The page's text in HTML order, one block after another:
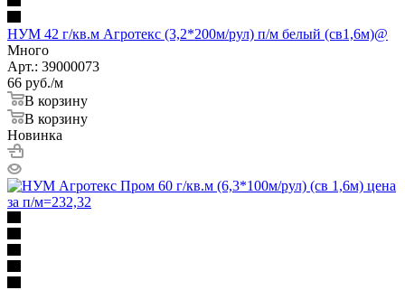
НУМ 42 г/кв.м Агротекс (3,2*200м/рул) п/м белый (св1,6м)@
Много
Арт.: 39000073
66 руб./м
В корзину
В корзину
Новинка